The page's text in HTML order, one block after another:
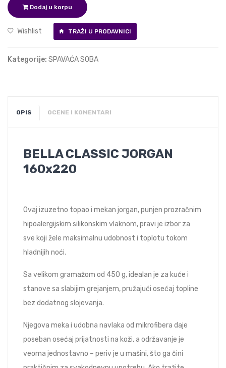
Dodaj u korpu
Wishlist TRAŽI U PRODAVNICI
Kategorije: SPAVAĆA SOBA
OPIS OCENE I KOMENTARI
BELLA CLASSIC JORGAN
160x220
Ovaj izuzetno topao i mekan jorgan, punjen prozračnim
hipoalergijskim silikonskim vlaknom, pravi je izbor za
sve koji žele maksimalnu udobnost i toplotu tokom
hladnijih noći.
Sa velikom gramažom od 450 g, idealan je za kuće i
stanove sa slabijim grejanjem, pružajući osećaj topline
bez dodatnog slojevanja.
Njegova meka i udobna navlaka od mikrofibera daje
poseban osećaj prijatnosti na koži, a održavanje je
veoma jednostavno – periv je u mašini, što ga čini